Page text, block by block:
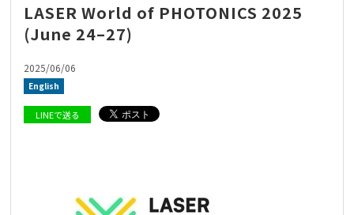
LASER World of PHOTONICS 2025
(June 24–27)
2025/06/06
English
LINEで送る